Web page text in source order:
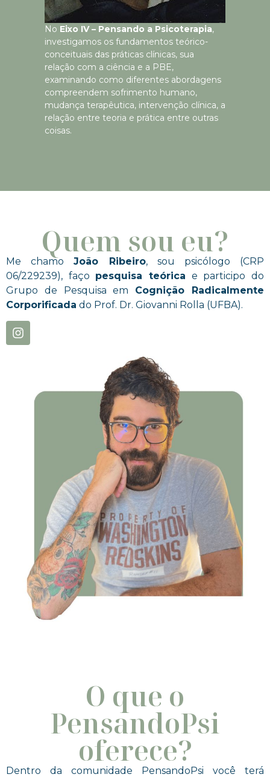
No Eixo IV – Pensando a Psicoterapia,
investigamos os fundamentos teórico-
conceituais das práticas clínicas, sua
relação com a ciência e a PBE,
examinando como diferentes abordagens
compreendem sofrimento humano,
mudança terapêutica, intervenção clínica, a
relação entre teoria e prática entre outras
coisas.
Quem sou eu?
Me chamoJoão Ribeiro, sou psicólogo (CRP
06/229239), faço pesquisa teórica e participo do
Grupo de Pesquisa em Cognição Radicalmente
Corporificada do Prof. Dr. Giovanni Rolla (UFBA).
O que o
PensandoPsi
oferece?
Dentro da comunidade PensandoPsi você terá